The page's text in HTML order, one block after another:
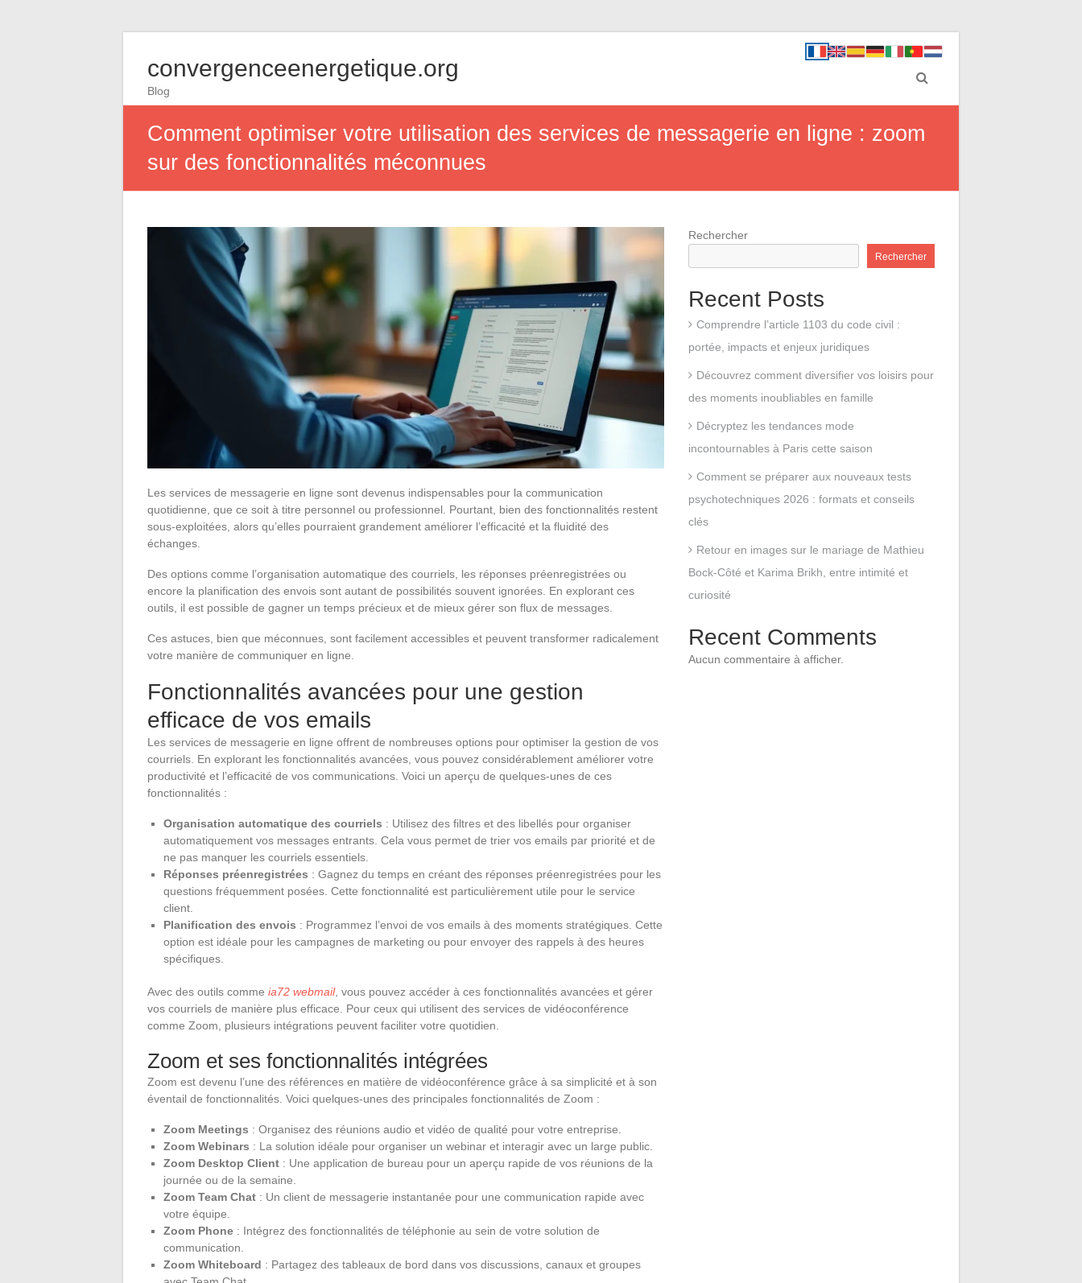
convergenceenergetique.org
Blog
Comment optimiser votre utilisation des services de messagerie en ligne : zoom
sur des fonctionnalités méconnues
Les services de messagerie en ligne sont devenus indispensables pour la communication
quotidienne, que ce soit à titre personnel ou professionnel. Pourtant, bien des fonctionnalités restent
sous-exploitées, alors qu’elles pourraient grandement améliorer l’efficacité et la fluidité des
échanges.
Des options comme l’organisation automatique des courriels, les réponses préenregistrées ou
encore la planification des envois sont autant de possibilités souvent ignorées. En explorant ces
outils, il est possible de gagner un temps précieux et de mieux gérer son flux de messages.
Ces astuces, bien que méconnues, sont facilement accessibles et peuvent transformer radicalement
votre manière de communiquer en ligne.
Fonctionnalités avancées pour une gestion
efficace de vos emails
Les services de messagerie en ligne offrent de nombreuses options pour optimiser la gestion de vos
courriels. En explorant les fonctionnalités avancées, vous pouvez considérablement améliorer votre
productivité et l’efficacité de vos communications. Voici un aperçu de quelques-unes de ces
fonctionnalités :
Organisation automatique des courriels : Utilisez des filtres et des libellés pour organiser
automatiquement vos messages entrants. Cela vous permet de trier vos emails par priorité et de
ne pas manquer les courriels essentiels.
Réponses préenregistrées : Gagnez du temps en créant des réponses préenregistrées pour les
questions fréquemment posées. Cette fonctionnalité est particulièrement utile pour le service
client.
Planification des envois : Programmez l’envoi de vos emails à des moments stratégiques. Cette
option est idéale pour les campagnes de marketing ou pour envoyer des rappels à des heures
spécifiques.
Avec des outils comme ia72 webmail, vous pouvez accéder à ces fonctionnalités avancées et gérer
vos courriels de manière plus efficace. Pour ceux qui utilisent des services de vidéoconférence
comme Zoom, plusieurs intégrations peuvent faciliter votre quotidien.
Zoom et ses fonctionnalités intégrées
Zoom est devenu l’une des références en matière de vidéoconférence grâce à sa simplicité et à son
éventail de fonctionnalités. Voici quelques-unes des principales fonctionnalités de Zoom :
Zoom Meetings : Organisez des réunions audio et vidéo de qualité pour votre entreprise.
Zoom Webinars : La solution idéale pour organiser un webinar et interagir avec un large public.
Zoom Desktop Client : Une application de bureau pour un aperçu rapide de vos réunions de la
journée ou de la semaine.
Zoom Team Chat : Un client de messagerie instantanée pour une communication rapide avec
votre équipe.
Zoom Phone : Intégrez des fonctionnalités de téléphonie au sein de votre solution de
communication.
Zoom Whiteboard : Partagez des tableaux de bord dans vos discussions, canaux et groupes
Rechercher
Rechercher
Recent Posts
Comprendre l’article 1103 du code civil :
portée, impacts et enjeux juridiques
Découvrez comment diversifier vos loisirs pour
des moments inoubliables en famille
Décryptez les tendances mode
incontournables à Paris cette saison
Comment se préparer aux nouveaux tests
psychotechniques 2026 : formats et conseils
clés
Retour en images sur le mariage de Mathieu
Bock-Côté et Karima Brikh, entre intimité et
curiosité
Recent Comments
Aucun commentaire à afficher.